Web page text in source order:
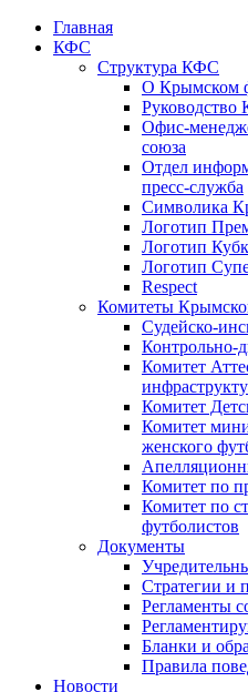
Главная
КФС
Структура КФС
О Крымском
Руководство
Офис-
союза
Отдел
пресс-служба
Символика
Логотип
Логотип
Логотип
Respect
Комитеты
Судейско-
Контрольно-
Комитет
Комитет
Комитет
женского
Комитет по
Комитет по
футболистов
Документы
Стратегии и
Регламенты
Бланки и
Правила
Новости